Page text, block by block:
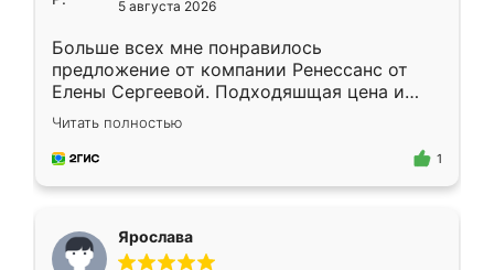
5 августа 2026
Больше всех мне понравилось
предложение от компании Ренессанс от
Елены Сергеевой. Подходяшщая цена и
короткие сроки изготовления. Приехавший
для замера сотрудник Владислав
предложил по моему эскизу самый
Читать полностью
1
Ярослава